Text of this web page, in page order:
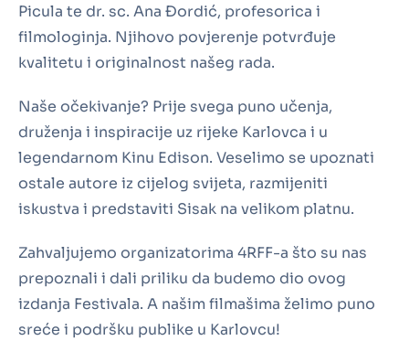
Picula te dr. sc. Ana Đordić, profesorica i
filmologinja. Njihovo povjerenje potvrđuje
kvalitetu i originalnost našeg rada.
Naše očekivanje? Prije svega puno učenja,
druženja i inspiracije uz rijeke Karlovca i u
legendarnom Kinu Edison. Veselimo se upoznati
ostale autore iz cijelog svijeta, razmijeniti
iskustva i predstaviti Sisak na velikom platnu.
Zahvaljujemo organizatorima 4RFF-a što su nas
prepoznali i dali priliku da budemo dio ovog
izdanja Festivala. A našim filmašima želimo puno
sreće i podršku publike u Karlovcu!